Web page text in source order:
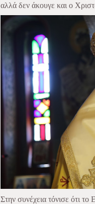
αλλά δεν άκουγε και ο
Στην συνέχεια τόνισε ότι